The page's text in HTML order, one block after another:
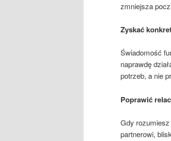
zmniejsza
Zyskać
Świadomość
naprawdę
potrzeb, a nie
Poprawić
Gdy
partnerowi,